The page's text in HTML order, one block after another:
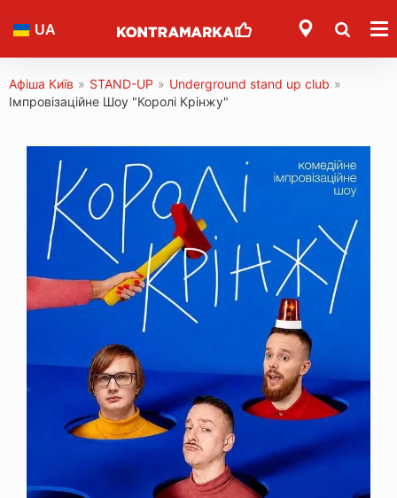
UA
Афіша Київ » STAND-UP » Underground stand up club »
Імпровізаційне Шоу "Королі Крінжу"